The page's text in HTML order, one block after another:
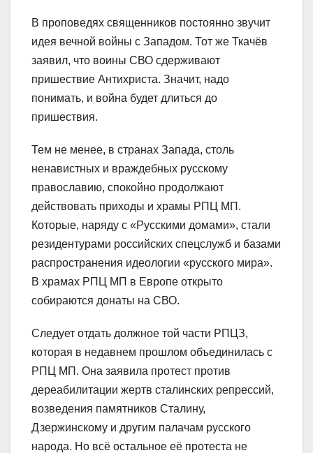
В проповедях священников постоянно звучит
идея вечной войны с Западом. Тот же Ткачёв
заявил, что воины СВО сдерживают
пришествие Антихриста. Значит, надо
понимать, и война будет длиться до
пришествия.
Тем не менее, в странах Запада, столь
ненавистных и враждебных русскому
православию, спокойно продолжают
действовать приходы и храмы РПЦ МП.
Которые, наряду с «Русскими домами», стали
резидентурами российских спецслужб и базами
распространения идеологии «русского мира».
В храмах РПЦ МП в Европе открыто
собираются донаты на СВО.
Следует отдать должное той части РПЦЗ,
которая в недавнем прошлом объединилась с
РПЦ МП. Она заявила протест против
дереабилитации жертв сталинских репрессий,
возведения памятников Сталину,
Дзержинскому и другим палачам русского
народа. Но всё остальное её протеста не